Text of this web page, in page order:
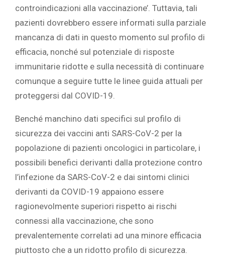
controindicazioni alla vaccinazione’. Tuttavia, tali
pazienti dovrebbero essere informati sulla parziale
mancanza di dati in questo momento sul profilo di
efficacia, nonché sul potenziale di risposte
immunitarie ridotte e sulla necessità di continuare
comunque a seguire tutte le linee guida attuali per
proteggersi dal COVID-19.
Benché manchino dati specifici sul profilo di
sicurezza dei vaccini anti SARS-CoV-2 per la
popolazione di pazienti oncologici in particolare, i
possibili benefici derivanti dalla protezione contro
l’infezione da SARS-CoV-2 e dai sintomi clinici
derivanti da COVID-19 appaiono essere
ragionevolmente superiori rispetto ai rischi
connessi alla vaccinazione, che sono
prevalentemente correlati ad una minore efficacia
piuttosto che a un ridotto profilo di sicurezza.